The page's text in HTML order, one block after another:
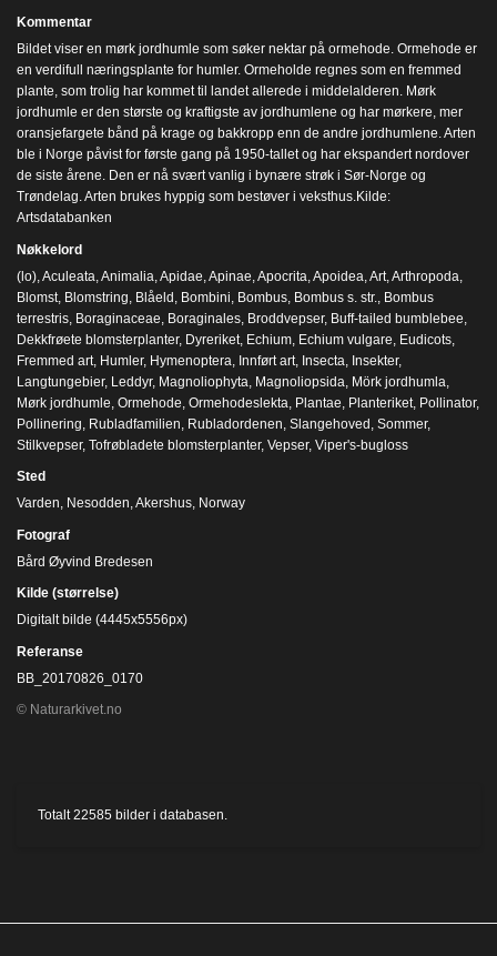
Kommentar
Bildet viser en mørk jordhumle som søker nektar på ormehode. Ormehode er
en verdifull næringsplante for humler. Ormeholde regnes som en fremmed
plante, som trolig har kommet til landet allerede i middelalderen. Mørk
jordhumle er den største og kraftigste av jordhumlene og har mørkere, mer
oransjefargete bånd på krage og bakkropp enn de andre jordhumlene. Arten
ble i Norge påvist for første gang på 1950-tallet og har ekspandert nordover
de siste årene. Den er nå svært vanlig i bynære strøk i Sør-Norge og
Trøndelag. Arten brukes hyppig som bestøver i veksthus.Kilde:
Artsdatabanken
Nøkkelord
(lo) Aculeata Animalia Apidae Apinae Apocrita Apoidea Art Arthropoda
Blomst Blomstring Blåeld Bombini Bombus Bombus s. str.
Bombus
terrestris Boraginaceae Boraginales Broddvepser, Buff-tailed bumblebee
Dekkfrøete blomsterplanter, Dyreriket Echium Echium vulgare Eudicots
Fremmed art Humler, Hymenoptera Innført art Insecta Insekter,
Langtungebier, Leddyr, Magnoliophyta Magnoliopsida Mörk jordhumla
Mørk jordhumle Ormehode Ormehodeslekta Plantae Planteriket Pollinator,
Pollinering Rubladfamilien Rubladordenen Slangehoved Sommer,
Stilkvepser, Tofrøbladete blomsterplanter, Vepser, Viper's-bugloss
Sted
Varden, Nesodden, Akershus, Norway
Fotograf
Bård Øyvind Bredesen
Kilde (størrelse)
Digitalt bilde (4445x5556px)
Referanse
BB_20170826_0170
© Naturarkivet.no
Totalt22585 bilder i databasen.